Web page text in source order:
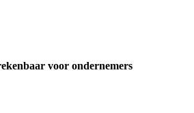
voor ondernemers